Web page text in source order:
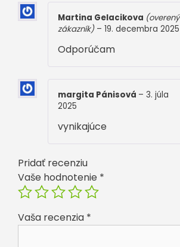
NÁVOD)
Martina Gelacikova (overený
zákazník) – 19. decembra 2025
Odporúčam
margita Pánisová – 3. júla
2025
vynikajúce
Pridať recenziu
Vaše hodnotenie *
Vaša recenzia *